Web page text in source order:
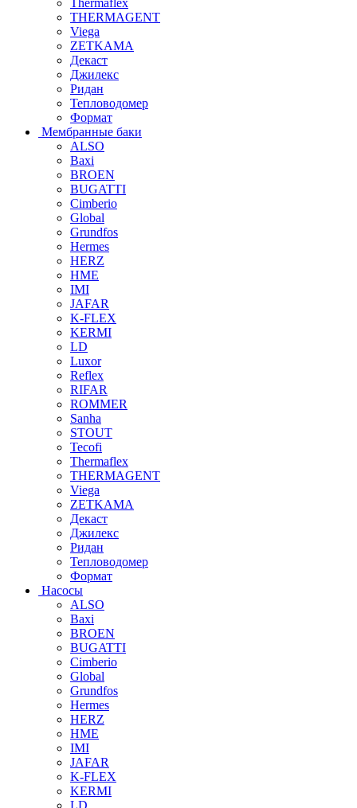
THERMAGENT
Viega
ZETKAMA
Декаст
Джилекс
Ридан
Тепловодомер
Формат
Мембранные баки
ALSO
Baxi
BROEN
BUGATTI
Cimberio
Global
Grundfos
Hermes
HERZ
HME
IMI
JAFAR
K-FLEX
KERMI
LD
Luxor
Reflex
RIFAR
ROMMER
Sanha
STOUT
Tecofi
Thermaflex
THERMAGENT
Viega
ZETKAMA
Декаст
Джилекс
Ридан
Тепловодомер
Формат
Насосы
ALSO
Baxi
BROEN
BUGATTI
Cimberio
Global
Grundfos
Hermes
HERZ
HME
IMI
JAFAR
K-FLEX
KERMI
LD